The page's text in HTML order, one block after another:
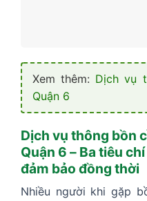
Xem thêm: Dịch vụ
Quận 6
Dịch vụ thông bồn
Quận 6 – Ba tiêu
đảm bảo đồng thời
Nhiều người khi gặp